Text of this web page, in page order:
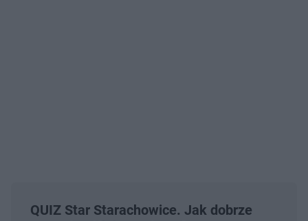
QUIZ Star Starachowice. Jak dobrze